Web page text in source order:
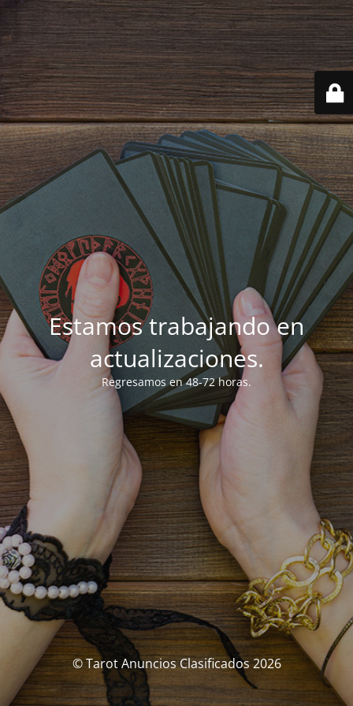
Estamos trabajando en
actualizaciones.
Regresamos en 48-72 horas.
© Tarot Anuncios Clasificados 2026